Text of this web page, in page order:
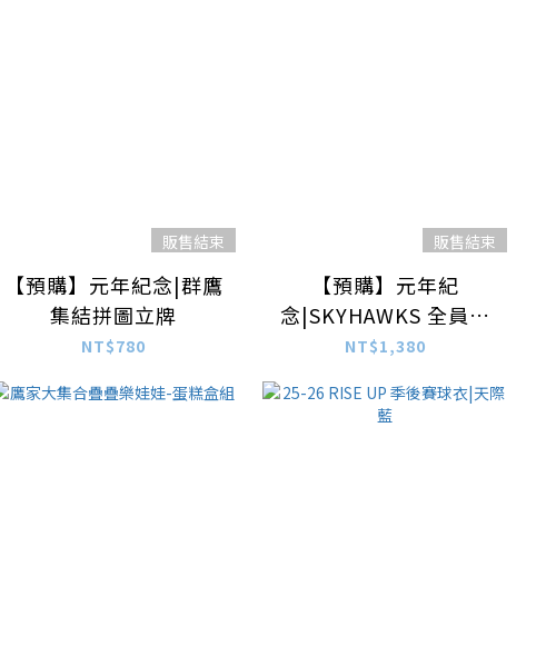
販售結束
【預購】元年紀念|群鷹
集結拼圖立牌
NT$780
販售結束
【預購】元年紀
念|SKYHAWKS 全員簽
名紀念短T
NT$1,380